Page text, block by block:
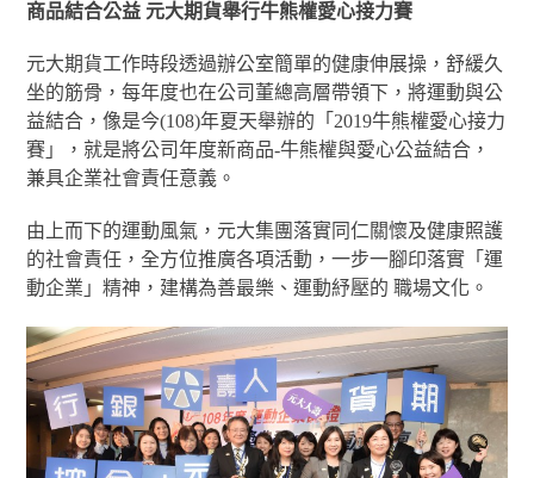
商品結合公益 元大期貨舉行牛熊權愛心接力賽
元大期貨工作時段透過辦公室簡單的健康伸展操，舒緩久
坐的筋骨，每年度也在公司董總高層帶領下，將運動與公
益結合，像是今(108)年夏天舉辦的「2019牛熊權愛心接力
賽」，就是將公司年度新商品-牛熊權與愛心公益結合，
兼具企業社會責任意義。
由上而下的運動風氣，元大集團落實同仁關懷及健康照護
的社會責任，全方位推廣各項活動，一步一腳印落實「運
動企業」精神，建構為善最樂、運動紓壓的 職場文化。